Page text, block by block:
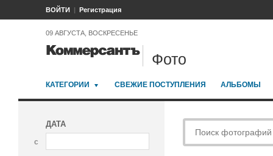
ВОЙТИ Регистрация
09 АВГУСТА, ВОСКРЕСЕНЬЕ
Фото
КАТЕГОРИИ СВЕЖИЕ ПОСТУПЛЕНИЯ АЛЬБОМЫ
ДАТА
с